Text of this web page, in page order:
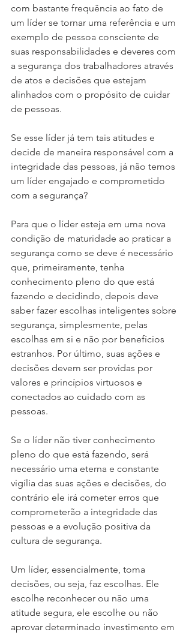
com bastante frequência ao fato de
um líder se tornar uma referência e um
exemplo de pessoa consciente de
suas responsabilidades e deveres com
a segurança dos trabalhadores através
de atos e decisões que estejam
alinhados com o propósito de cuidar
de pessoas.
Se esse líder já tem tais atitudes e
decide de maneira responsável com a
integridade das pessoas, já não temos
um líder engajado e comprometido
com a segurança?
Para que o líder esteja em uma nova
condição de maturidade ao praticar a
segurança como se deve é necessário
que, primeiramente, tenha
conhecimento pleno do que está
fazendo e decidindo, depois deve
saber fazer escolhas inteligentes sobre
segurança, simplesmente, pelas
escolhas em si e não por benefícios
estranhos. Por último, suas ações e
decisões devem ser providas por
valores e princípios virtuosos e
conectados ao cuidado com as
pessoas.
Se o líder não tiver conhecimento
pleno do que está fazendo, será
necessário uma eterna e constante
vigília das suas ações e decisões, do
contrário ele irá cometer erros que
comprometerão a integridade das
pessoas e a evolução positiva da
cultura de segurança.
Um líder, essencialmente, toma
decisões, ou seja, faz escolhas. Ele
escolhe reconhecer ou não uma
atitude segura, ele escolhe ou não
aprovar determinado investimento em